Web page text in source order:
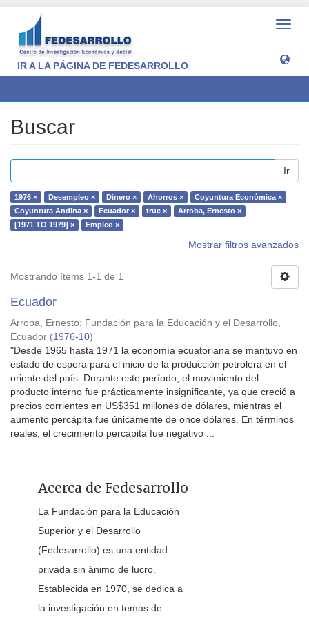
IR A LA PÁGINA DE FEDESARROLLO
Buscar
Ir
1976 × Desempleo × Dinero × Ahorros ×
Coyuntura Económica ×
Coyuntura Andina ×
Ecuador × true ×
Arroba, Ernesto ×
[1971 TO 1979] ×
Empleo ×
Mostrar filtros avanzados
Mostrando ítems 1-1 de 1
Ecuador
Arroba, Ernesto; Fundación para la Educación y el Desarrollo,
Ecuador (1976-10)
"Desde 1965 hasta 1971 la economía ecuatoriana se mantuvo en
estado de espera para el inicio de la producción petrolera en el
oriente del país. Durante este período, el movimiento del
producto interno fue prácticamente insignificante, ya que creció a
precios corrientes en US$351 millones de dólares, mientras el
aumento percápita fue únicamente de once dólares. En términos
reales, el crecimiento percápita fue negativo ...
Acerca de Fedesarrollo
La Fundación para la Educación
Superior y el Desarrollo
(Fedesarrollo) es una entidad
privada sin ánimo de lucro.
Establecida en 1970, se dedica a
la investigación en temas de